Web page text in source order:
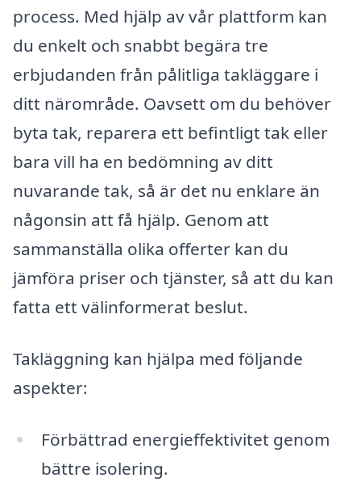
process. Med hjälp av vår plattform kan
du enkelt och snabbt begära tre
erbjudanden från pålitliga takläggare i
ditt närområde. Oavsett om du behöver
byta tak, reparera ett befintligt tak eller
bara vill ha en bedömning av ditt
nuvarande tak, så är det nu enklare än
någonsin att få hjälp. Genom att
sammanställa olika offerter kan du
jämföra priser och tjänster, så att du kan
fatta ett välinformerat beslut.
Takläggning kan hjälpa med följande
aspekter:
Förbättrad energieffektivitet genom
bättre isolering.